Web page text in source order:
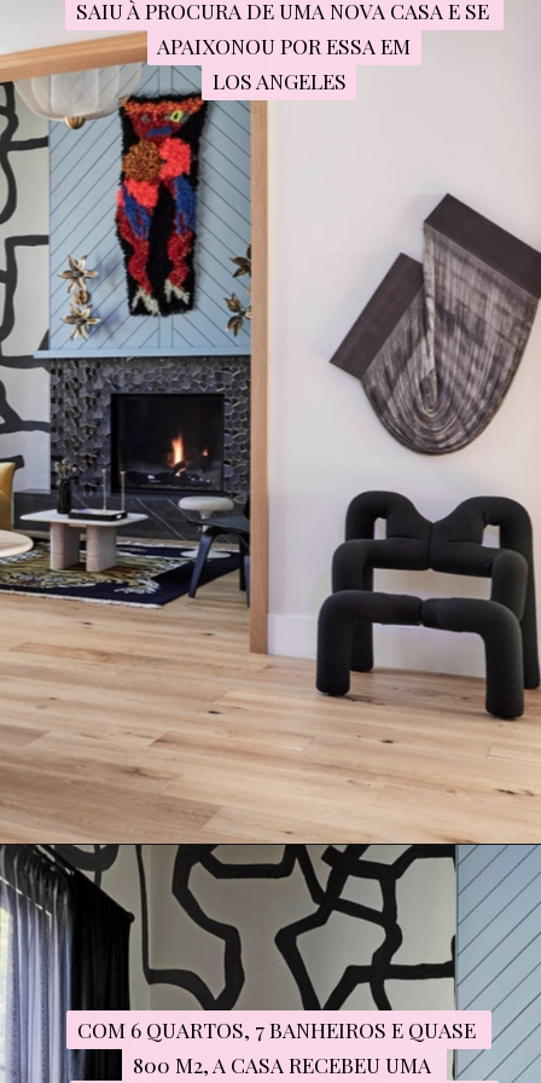
SAIU À PROCURA DE UMA NOVA CASA E SE
APAIXONOU POR ESSA EM
LOS ANGELES
SAIU À PROCURA DE UMA NOVA CASA E SE
APAIXONOU POR ESSA EM
LOS ANGELES
COM 6 QUARTOS, 7 BANHEIROS E QUASE
800 M2, A CASA RECEBEU UMA
COM 6 QUARTOS, 7 BANHEIROS E QUASE
800 M2, A CASA RECEBEU UMA